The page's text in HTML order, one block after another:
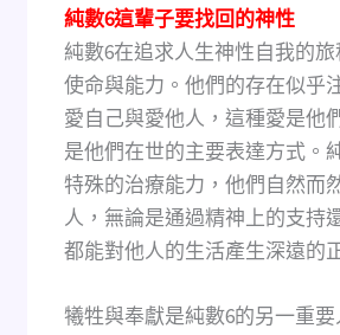
純數6這輩子要找回的神性
純數6在追求人生神性自我的
使命與能力。他們的存在似乎
愛自己與愛他人，這種愛是他
是他們在世的主要表達方式。
特殊的治療能力，他們自然而
人，無論是通過精神上的支持
都能對他人的生活產生深遠的
犧牲與奉獻是純數6的另一重